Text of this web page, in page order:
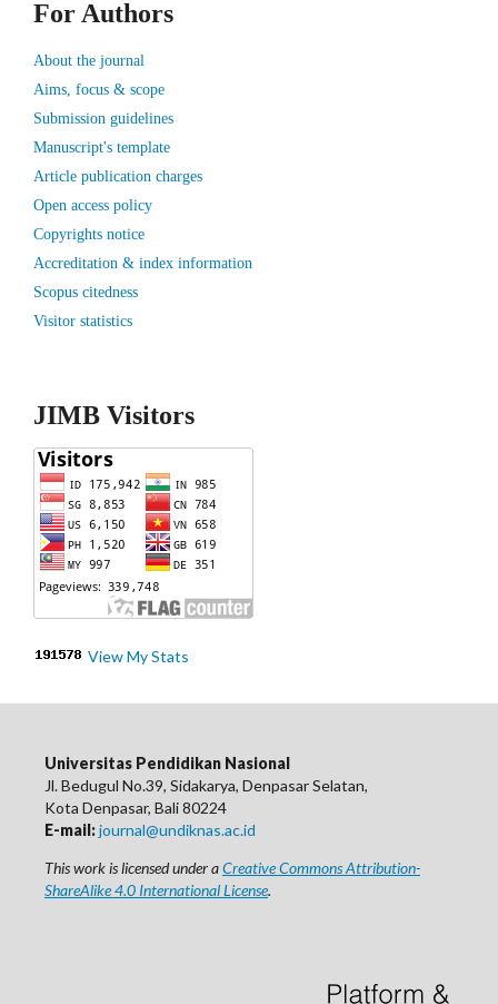
For Authors
About the journal
Aims, focus & scope
Submission guidelines
Manuscript's template
Article publication charges
Open access policy
Copyrights notice
Accreditation & index information
Scopus citedness
Visitor statistics
JIMB Visitors
View My Stats
Universitas Pendidikan Nasional
Jl. Bedugul No.39, Sidakarya, Denpasar Selatan,
Kota Denpasar, Bali 80224
E-mail:journal@undiknas.ac.id
This work is licensed under aCreative Commons Attribution-
ShareAlike 4.0 International License.